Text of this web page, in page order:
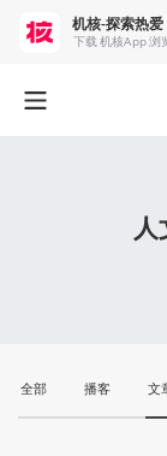
全部 播客 文
机核-探索热爱
下载 机核App 浏